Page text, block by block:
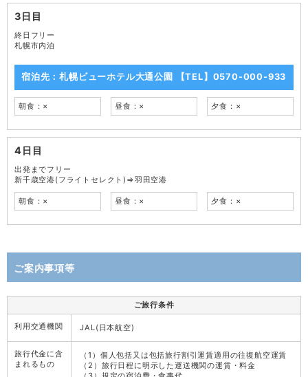
3日目
終日フリー
札幌市内泊
宿泊先：札幌ビューホテル大通公園 【TEL】0570-000-933
朝食：× 昼食：× 夕食：×
4日目
出発までフリー
新千歳空港(フライトセレクト)⇒羽田空港
朝食：× 昼食：× 夕食：×
ご案内事項等
ご旅行条件
利用交通機関 JAL(日本航空)
旅行代金に含
まれるもの
（1）個人包括又は包括旅行割引運賃適用の往復航空運賃
（2）旅行日程に明示した運送機関の運賃・料金